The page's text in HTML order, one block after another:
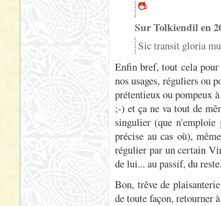
Sur Tolkiendil en
Sic transit gloria
Enfin bref, tout cela pour
nos usages, réguliers ou
prétentieux ou pompeux
;-) et ça ne va tout de
singulier (que n'emploie
précise au cas où),
régulier par un certain
de lui... au passif, du
Bon, trêve de
de toute façon, retourner